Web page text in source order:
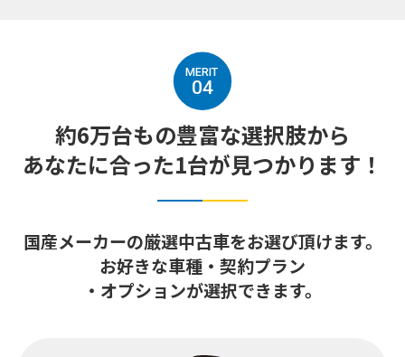
04
約6万台もの豊富な選択肢から
あなたに合った1台が見つかります！
国産メーカーの厳選中古車をお選び頂けます。
お好きな車種・契約プラン
・オプションが選択できます。